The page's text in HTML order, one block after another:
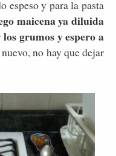
espeso y para la pasta
maicena ya diluida
grumos y espero a
no hay que dejar